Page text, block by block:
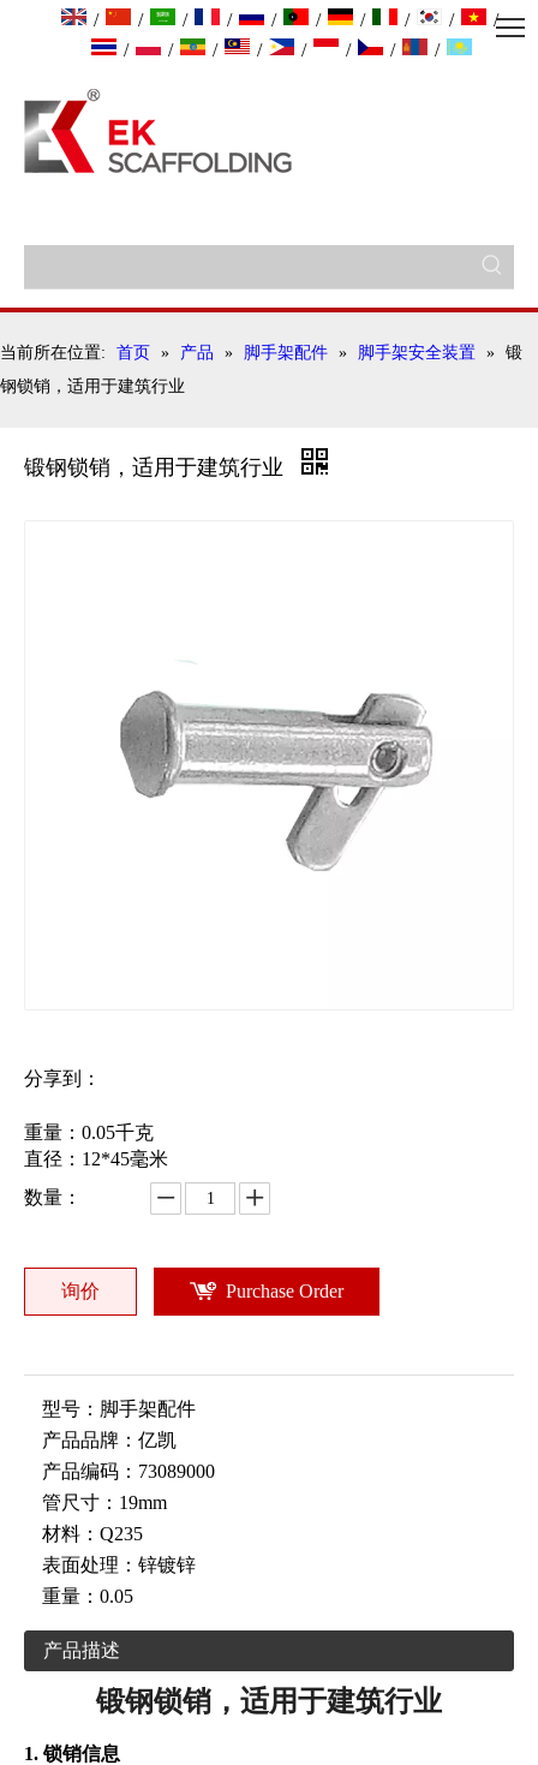
/ / / / / / / / /
/
/
/ / / / / / /
当前所在位置: 首页 » 产品 » 脚手架配件 » 脚手架安全装置 » 锻
钢锁销，适用于建筑行业
锻钢锁销，适用于建筑行业
分享到：
重量：0.05千克
直径：12*45毫米
数量：
询价 Purchase Order
型号： 脚手架配件
产品品牌： 亿凯
产品编码： 73089000
管尺寸： 19mm
材料： Q235
表面处理： 锌镀锌
重量： 0.05
产品描述
锻钢锁销，适用于建筑行业
1. 锁销信息